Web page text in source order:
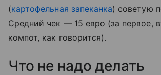
(картофельная запеканка) советую
Средний чек — 15 евро (за первое,
компот, как говорится).
Что не надо делать